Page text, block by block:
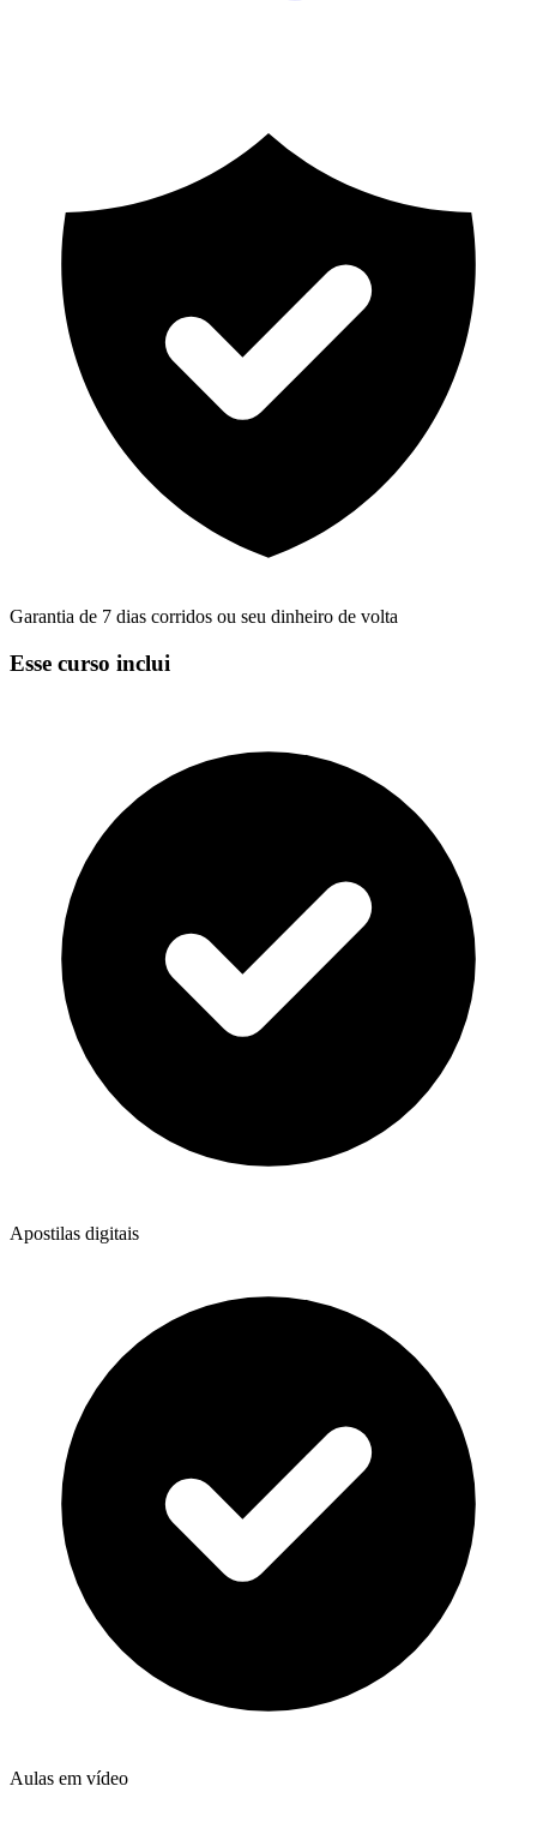
Garantia de 7 dias corridos ou seu dinheiro de volta
Esse curso inclui
Apostilas digitais
Aulas em vídeo